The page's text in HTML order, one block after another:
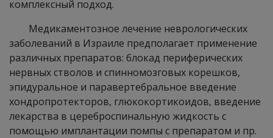
комплексный подход.
Медикаментозное лечение неврологических
заболеваний в Израиле предполагает применение
различных препаратов: блокад периферических
нервных стволов и спинномозговых корешков,
эпидуральное и паравертебральное введение
хондропротекторов, глюкокортикоидов, введение
лекарства в цереброспинальную жидкость с
помощью имплантации помпы с препаратом и пр.